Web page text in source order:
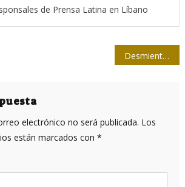
de Prensa Latina en Líbano
Desmienten narrativa israelí sobre bombardeo a hospital en Gaza
electrónico no será publicada. Los
están marcados con *